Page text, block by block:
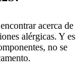
acerca de
alérgicas. Y es
no se